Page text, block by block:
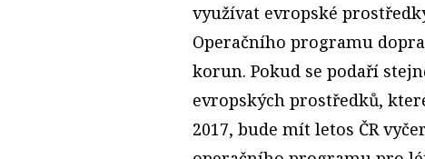
využívat evropské
Operačního programu
korun. Pokud se podaří
evropských prostředků,
2017, bude mít letos ČR